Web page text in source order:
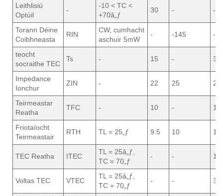
Leithlisiú
Optúil
-
-10 < TC <
+70â„ƒ
30 - -
Torann Déine
Coibhneasta
RIN
CW, cumhacht
aschuir 5mW
- -145 -
teocht
socraithe TEC
Ts - 15 - 35
Impedance
Ionchur
ZIN - 22 25 28
Teirmeastar
Reatha
TFC - 10 -
Friotaíocht
Teirmeastair
RTH TL = 25„ƒ 9.5 10
TEC Reatha ITEC
TL = 25â„ƒ,
TC = 70„ƒ
- - 1.5
Voltas TEC VTEC
TL = 25â„ƒ,
TC = 70„ƒ
- - 3.5